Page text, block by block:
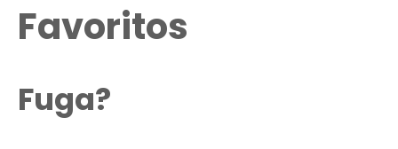
Favoritos
Fuga?